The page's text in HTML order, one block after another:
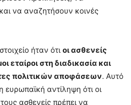
να αναζητήσουν κοινές
ήταν ότι οι ασθενείς
εταίροι στη διαδικασία και
πολιτικών αποφάσεων. Αυτό
αντίληψη ότι οι
ασθενείς πρέπει να